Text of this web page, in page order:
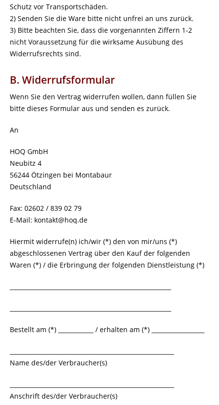
Schutz vor Transportschäden.
2) Senden Sie die Ware bitte nicht unfrei an uns zurück.
3) Bitte beachten Sie, dass die vorgenannten Ziffern 1-2
nicht Voraussetzung für die wirksame Ausübung des
Widerrufsrechts sind.
B. Widerrufsformular
Wenn Sie den Vertrag widerrufen wollen, dann füllen Sie
bitte dieses Formular aus und senden es zurück.
An
HOQ GmbH
Neubitz 4
56244 Ötzingen bei Montabaur
Deutschland
Fax: 02602 / 839 02 79
E-Mail: kontakt@hoq.de
Hiermit widerrufe(n) ich/wir (*) den von mir/uns (*)
abgeschlossenen Vertrag über den Kauf der folgenden
Waren (*) / die Erbringung der folgenden Dienstleistung (*)
Bestellt am (*) ____________ / erhalten am (*) __________________
Name des/der Verbraucher(s)
Anschrift des/der Verbraucher(s)